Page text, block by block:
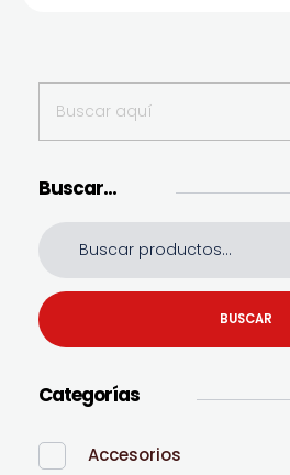
Buscar…
BUSCAR
Categorías
Accesorios